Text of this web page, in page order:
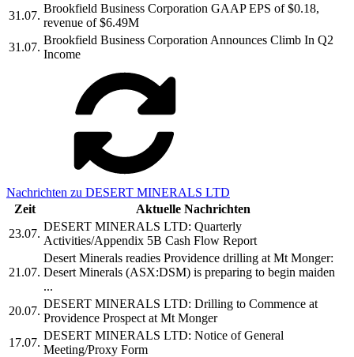
31.07.
Brookfield Business Corporation GAAP EPS of $0.18,
revenue of $6.49M
31.07.
Brookfield Business Corporation Announces Climb In Q2
Income
Nachrichten zu DESERT MINERALS LTD
Zeit
Aktuelle Nachrichten
23.07.
DESERT MINERALS LTD: Quarterly
Activities/Appendix 5B Cash Flow Report
21.07.
Desert Minerals readies Providence drilling at Mt Monger:
Desert Minerals (ASX:DSM) is preparing to begin maiden
...
20.07.
DESERT MINERALS LTD: Drilling to Commence at
Providence Prospect at Mt Monger
17.07.
DESERT MINERALS LTD: Notice of General
Meeting/Proxy Form